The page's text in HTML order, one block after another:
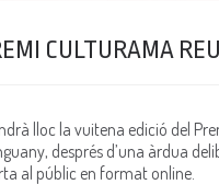
CULTURAMA
lloc la vuitena edició del
després d’una àrdua
al públic en format online.